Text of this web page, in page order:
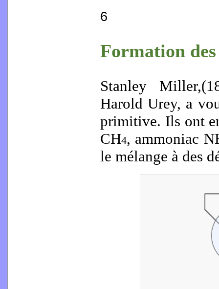
6
Formation
Stanley
Harold Urey, a
primitive. Ils ont
CH4, ammoniac
le mélange à des